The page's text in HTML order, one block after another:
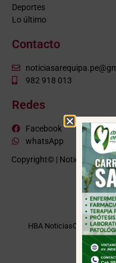
Deportes
Lo último
Contacto
982 918 013
Redes
Facebook
whatsApp
Copyright© |
HBA NoticiasCusco